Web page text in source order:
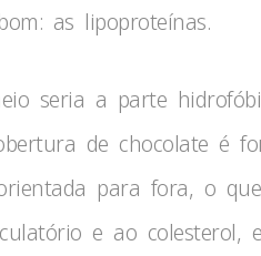
as lipoproteínas.
seria a parte
de chocolate é
para fora, o
e ao colesterol,